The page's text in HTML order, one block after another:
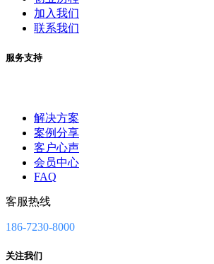
加入我们
联系我们
服务支持
解决方案
案例分享
客户心声
会员中心
FAQ
客服热线
186-7230-8000
关注我们